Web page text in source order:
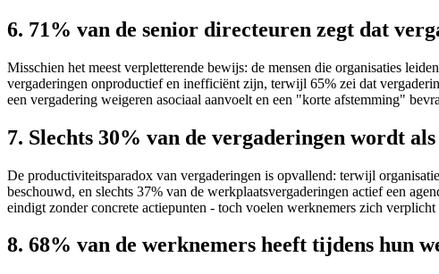
6. 71% van de senior directeuren zegt dat
Misschien het meest verpletterende bewijs: de mensen die organisaties
vergaderingen onproductief en inefficiënt zijn, terwijl 65% zei dat
een vergadering weigeren asociaal aanvoelt en een "korte afstemming"
7. Slechts 30% van de vergaderingen wordt
De productiviteitsparadox van vergaderingen is opvallend: terwijl
beschouwd, en slechts 37% van de werkplaatsvergaderingen actief een
eindigt zonder concrete actiepunten - toch voelen werknemers zich verplicht
8. 68% van de werknemers heeft tijdens hun